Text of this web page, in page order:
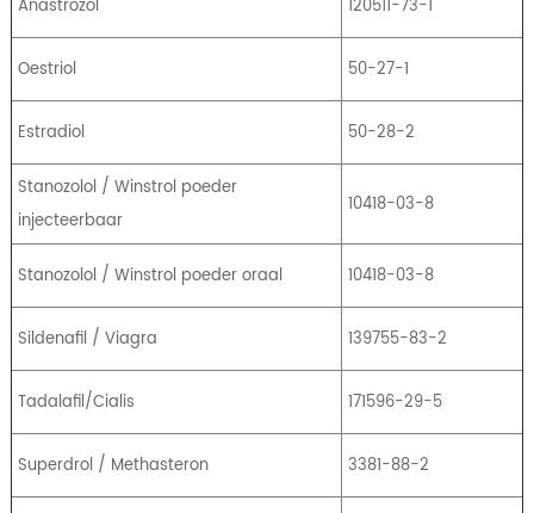
Anastrozol 120511-73-1
Oestriol 50-27-1
Estradiol 50-28-2
Stanozolol / Winstrol poeder
injecteerbaar
10418-03-8
Stanozolol / Winstrol poeder oraal 10418-03-8
Sildenafil / Viagra 139755-83-2
Tadalafil/Cialis 171596-29-5
Superdrol / Methasteron 3381-88-2